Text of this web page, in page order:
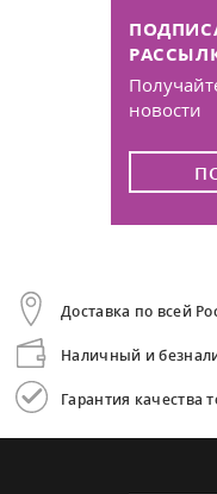
новости
Доставка по всей
Наличный и
Гарантия качества